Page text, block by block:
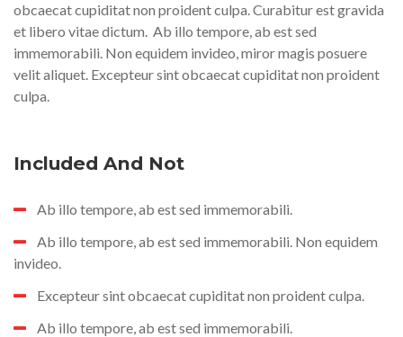
obcaecat cupiditat non proident culpa. Curabitur est gravida
et libero vitae dictum. Ab illo tempore, ab est sed
immemorabili. Non equidem invideo, miror magis posuere
velit aliquet. Excepteur sint obcaecat cupiditat non proident
culpa.
Included And Not
Ab illo tempore, ab est sed immemorabili.
Ab illo tempore, ab est sed immemorabili. Non equidem
invideo.
Excepteur sint obcaecat cupiditat non proident culpa.
Ab illo tempore, ab est sed immemorabili.